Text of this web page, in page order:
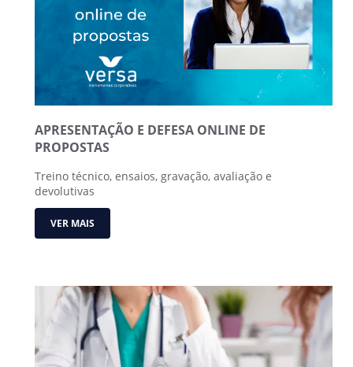
APRESENTAÇÃO E DEFESA ONLINE DE
PROPOSTAS
Treino técnico, ensaios, gravação, avaliação e
devolutivas
VER MAIS